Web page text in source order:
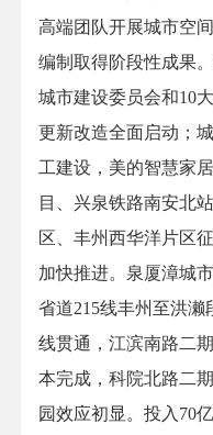
高端团队开展城市空
编制取得阶段性成果
城市建设委员会和10
更新改造全面启动；
工建设，美的智慧家
目、兴泉铁路南安北
区、丰州西华洋片区
加快推进。泉厦漳城
省道215线丰州至洪
线贯通，江滨南路二
本完成，科院北路二
园效应初显。投入70